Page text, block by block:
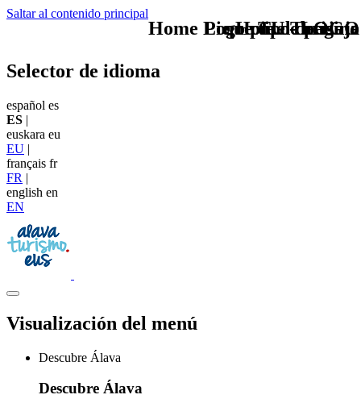
Saltar al contenido principal
TU - LOGO
Selector de idioma
español es
ES |
euskara eu
EU |
français fr
FR |
english en
EN
Visualización del menú
Descubre Álava
Descubre Álava
que tipo de viaje
Home Logo pie de página
Pie Home Turismo